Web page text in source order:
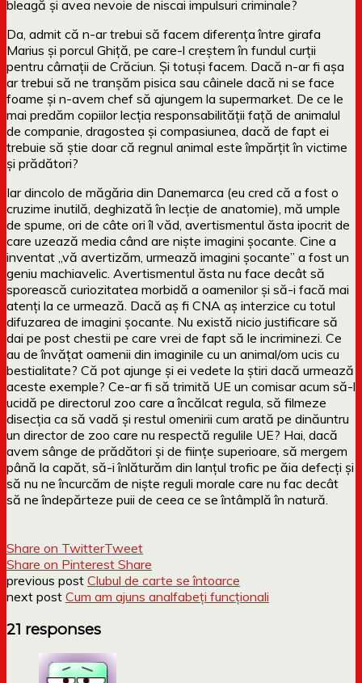
bleagă și avea nevoie de niscai impulsuri criminale?
Da, admit că n-ar trebui să facem diferența între girafa
Marius și porcul Ghiță, pe care-l creștem în fundul curții
pentru cârnații de Crăciun. Și totuși facem. Dacă n-ar fi așa
ar trebui să ne tranșăm pisica sau câinele dacă ni se face
foame și n-avem chef să ajungem la supermarket. De ce le
mai predăm copiilor lecția responsabilității față de animalul
de companie, dragostea și compasiunea, dacă de fapt ei
trebuie să știe doar că regnul animal este împărțit în victime
și prădători?
Iar dincolo de măgăria din Danemarca (eu cred că a fost o
cruzime inutilă, deghizată în lecție de anatomie), mă umple
de spume, ori de câte ori îl văd, avertismentul ăsta ipocrit de
care uzează media când are niște imagini șocante. Cine a
inventat „vă avertizăm, urmează imagini șocante” a fost un
geniu machiavelic. Avertismentul ăsta nu face decât să
sporească curiozitatea morbidă a oamenilor și să-i facă mai
atenți la ce urmează. Dacă aș fi CNA aș interzice cu totul
difuzarea de imagini șocante. Nu există nicio justificare să
dai pe post chestii pe care vrei de fapt să le incriminezi. Ce
au de învățat oamenii din imaginile cu un animal/om ucis cu
bestialitate? Că pot ajunge și ei vedete la știri dacă urmează
aceste exemple? Ce-ar fi să trimită UE un comisar acum să-l
ucidă pe directorul zoo care a încălcat regula, să filmeze
disecția ca să vadă și restul omenirii cum arată pe dinăuntru
un director de zoo care nu respectă regulile UE? Hai, dacă
avem sânge de prădători și de ființe superioare, să mergem
până la capăt, să-i înlăturăm din lanțul trofic pe ăia defecți și
să nu ne încurcăm de niște reguli morale care nu fac decât
să ne îndepărteze puii de ceea ce se întâmplă în natură.
Share on TwitterTweet
Share on Pinterest Share
previous post Clubul de carte se întoarce
next post Cum am ajuns analfabeți funcționali
21 responses